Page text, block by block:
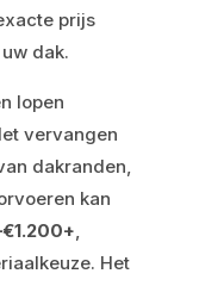
prijs
dak.
lopen
vervangen
dakranden,
kan
,
Het